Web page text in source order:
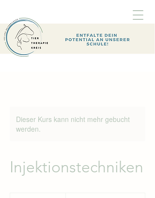
Dieser Kurs kann nicht mehr gebucht
werden.
Injektionstechniken